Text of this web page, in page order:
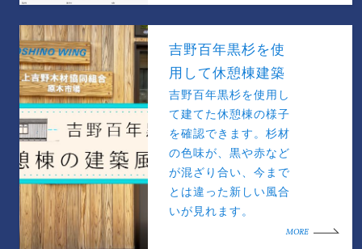
吉野百年黒杉を使
用して休憩棟建築
吉野百年黒杉を使用し
て建てた休憩棟の様子
を確認できます。杉材
の色味が、黒や赤など
が混ざり合い、今まで
とは違った新しい風合
いが見れます。
MORE